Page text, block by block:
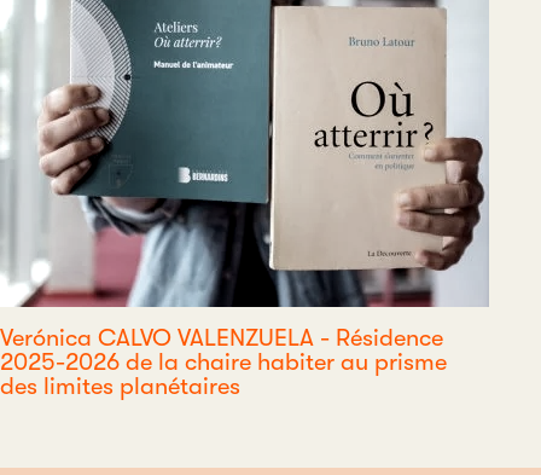
Verónica CALVO VALENZUELA - Résidence
2025-2026 de la chaire habiter au prisme
des limites planétaires